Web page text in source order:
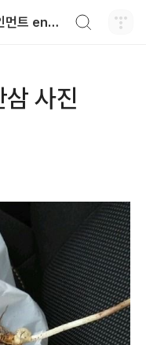
와일드진생WG엔터테인먼트 entertainment
사진